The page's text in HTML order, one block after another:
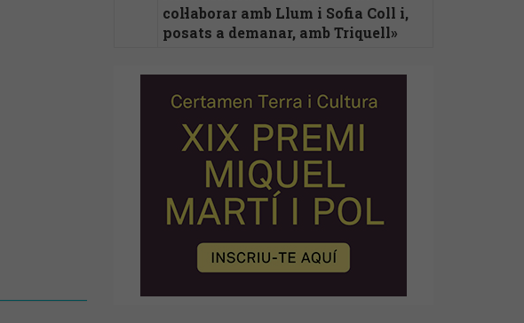
col·laborar amb Llum i Sofia Coll i,
posats a demanar, amb Triquell»